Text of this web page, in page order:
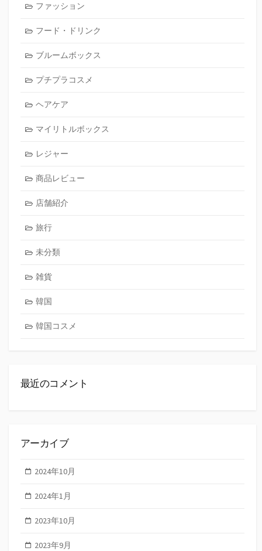
ファッション
フード・ドリンク
ブルームボックス
プチプラコスメ
ヘアケア
マイリトルボックス
レジャー
商品レビュー
店舗紹介
旅行
未分類
雑貨
韓国
韓国コスメ
最近のコメント
アーカイブ
2024年10月
2024年1月
2023年10月
2023年9月